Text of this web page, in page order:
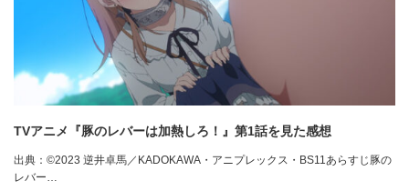
TVアニメ『豚のレバーは加熱しろ！』第1話を見た感想
出典：©2023 逆井卓馬／KADOKAWA・アニプレックス・BS11あらすじ豚の
レバー…